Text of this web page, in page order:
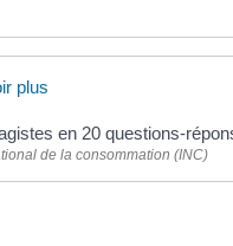
plus
en 20 questions-
de la consommation (INC)